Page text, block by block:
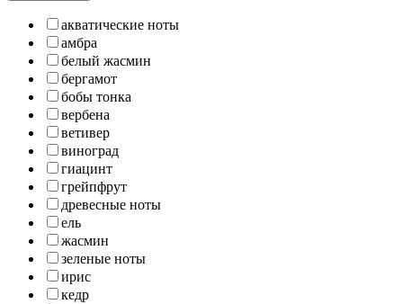
акватические ноты
амбра
белый жасмин
бергамот
бобы тонка
вербена
ветивер
виноград
гиацинт
грейпфрут
древесные ноты
ель
жасмин
зеленые ноты
ирис
кедр